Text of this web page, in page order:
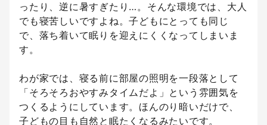
ったり、逆に暑すぎたり…。そんな環境では、大人
でも寝苦しいですよね。子どもにとっても同じ
で、落ち着いて眠りを迎えにくくなってしまいま
す。
わが家では、寝る前に部屋の照明を一段落として
「そろそろおやすみタイムだよ」という雰囲気を
つくるようにしています。ほんのり暗いだけで、
子どもの目も自然と眠たくなるみたいです。